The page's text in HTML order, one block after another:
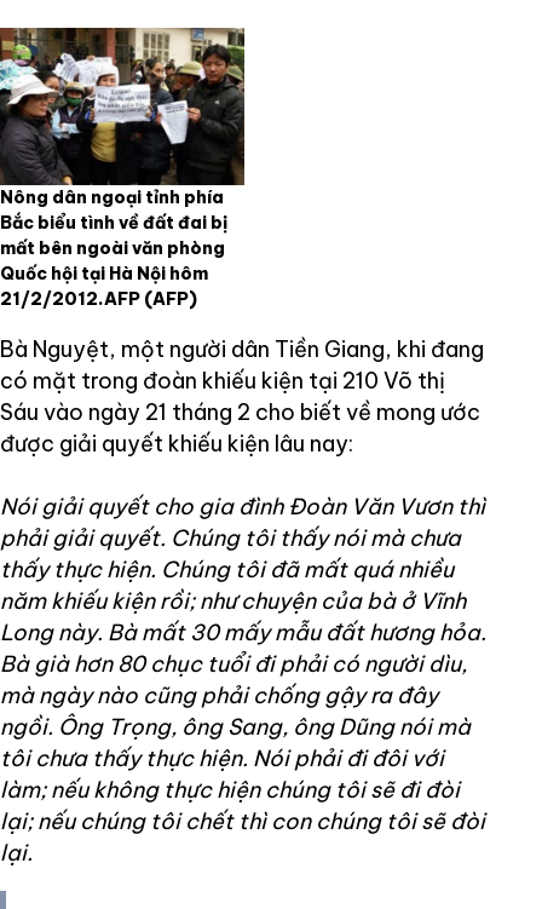
Nông dân ngoại tỉnh phía
Bắc biểu tình về đất đai bị
mất bên ngoài văn phòng
Quốc hội tại Hà Nội hôm
21/2/2012.AFP (AFP)
Bà Nguyệt, một người dân Tiền Giang, khi đang
có mặt trong đoàn khiếu kiện tại 210 Võ thị
Sáu vào ngày 21 tháng 2 cho biết về mong ước
được giải quyết khiếu kiện lâu nay:
Nói giải quyết cho gia đình Đoàn Văn Vươn thì
phải giải quyết. Chúng tôi thấy nói mà chưa
thấy thực hiện. Chúng tôi đã mất quá nhiều
năm khiếu kiện rồi; như chuyện của bà ở Vĩnh
Long này. Bà mất 30 mấy mẫu đất hương hỏa.
Bà già hơn 80 chục tuổi đi phải có người dìu,
mà ngày nào cũng phải chống gậy ra đây
ngồi. Ông Trọng, ông Sang, ông Dũng nói mà
tôi chưa thấy thực hiện. Nói phải đi đôi với
làm; nếu không thực hiện chúng tôi sẽ đi đòi
lại; nếu chúng tôi chết thì con chúng tôi sẽ đòi
lại.